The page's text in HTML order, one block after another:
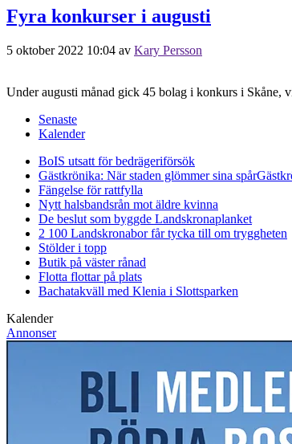
Fyra konkurser i augusti
5 oktober 2022 10:04 av Kary Persson
Under augusti månad gick 45 bolag i konkurs i Skåne,
Senaste
Kalender
BoIS utsatt för bedrägeriförsök
Gästkrönika: När staden glömmer sina spår
Fängelse för rattfylla
Nytt halsbandsrån mot äldre kvinna
De beslut som byggde Landskronaplanket
2 100 Landskronabor får tycka till om tryggheten
Stölder i topp
Butik på väster rånad
Flotta flottar på plats
Bachatakväll med Klenia i Slottsparken
Kalender
Annonser